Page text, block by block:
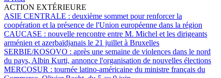
ACTION EXTÉRIEURE
ASIE CENTRALE : deuxième sommet pour renforcer la
coopération et la présence de l'Union européenne dans la région
CAUCASE : nouvelle rencontre entre M. Michel et les dirigeants
arménien et azerbaïdjanais le 21 juillet à Bruxelles
SERBIE/KOSOVO : après une semaine de violences dans le nord
du pays, Albin Kurti, annonce l'organisation de nouvelles élections
MERCOSUR : tournée latino-américaine du ministre français du